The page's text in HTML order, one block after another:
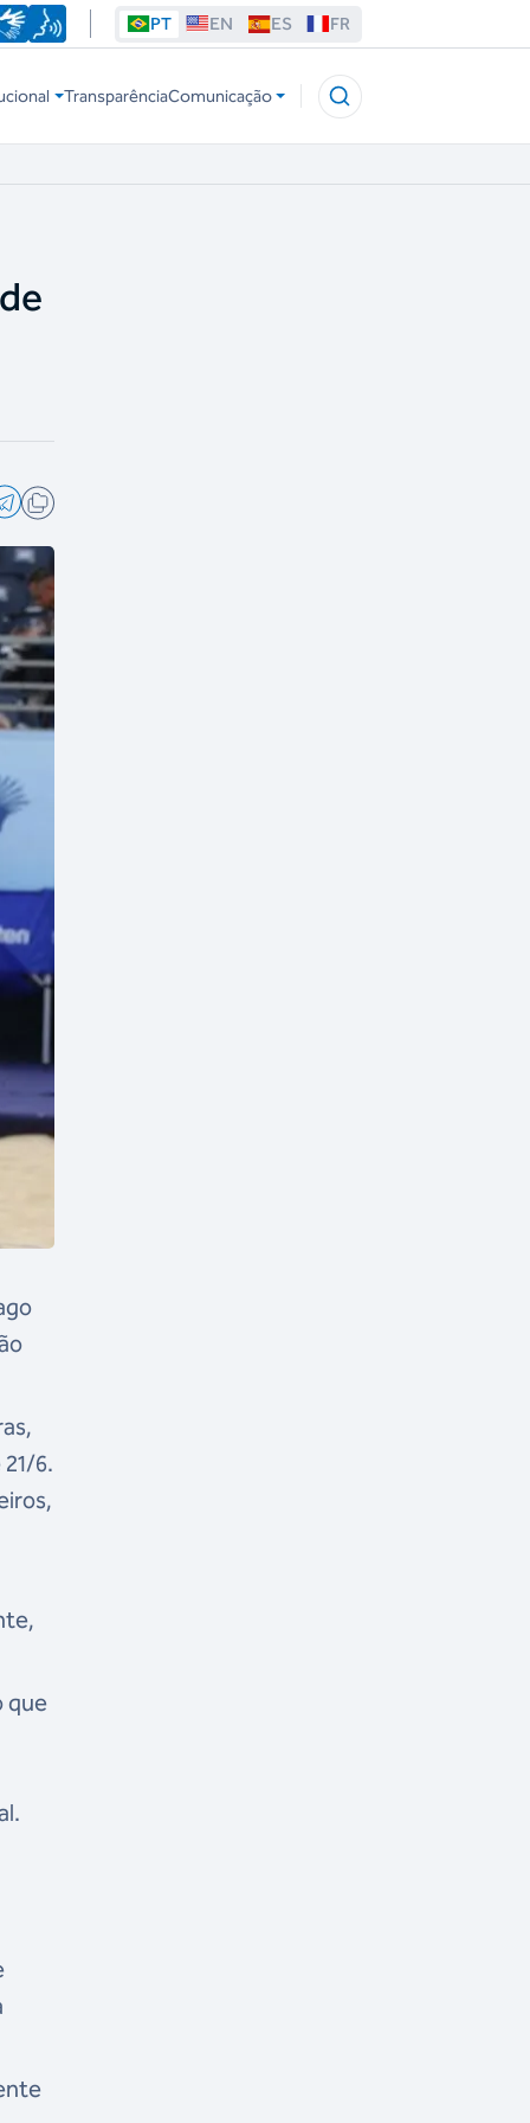
PT EN ES FR
TransparênciaComunicação
6.
que